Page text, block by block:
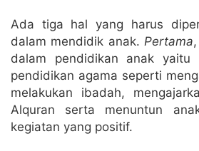
Ada tiga hal yang harus
dalam mendidik anak. Pertama
dalam pendidikan anak yaitu
pendidikan agama seperti
melakukan ibadah,
Alquran serta menuntun
kegiatan yang positif.